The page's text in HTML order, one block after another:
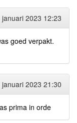
januari 2023 12:23
goed verpakt.
januari 2023 21:30
prima in orde